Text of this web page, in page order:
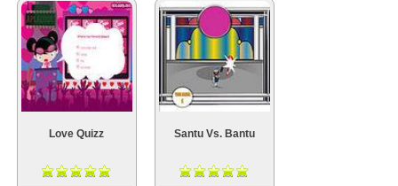
Love Quizz Santu Vs. Bantu